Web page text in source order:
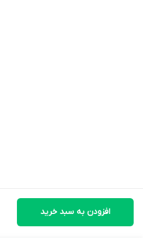
افزودن به سبد خرید